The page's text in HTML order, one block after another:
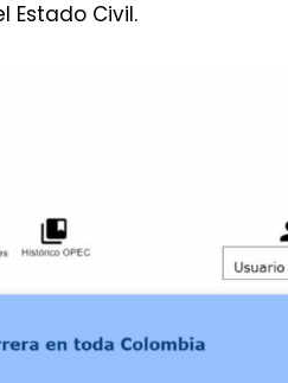
Estado Civil.